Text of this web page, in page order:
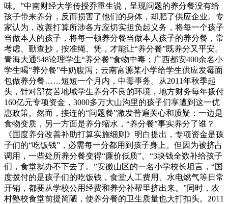
味。”中南财经大学传授乔重生说，呈现问题的养分餐没有给
孩子带来养分，反而损害了他们的身体，却肥了供应企业。专
家认为，改善打算所涉各方应切实担负起义务，将每一个孩子
当做本人的孩子，将每一顿养分餐当做本人孩子的养分餐，常
考虑、勤查抄，按准绳、凭，才能让“养分餐”既养分又平安。
青海大通548论理学生“养分餐”食物中毒；广西都安400余名小
学生喝“养分餐”牛奶腹泻；云南富源某小学给学生供应发霉面
包做养分餐……短短一个月内，中毒事务。从2011年秋季起
头，针对部贫苦地域学生养分不良的环境，地方财务每年拨付
160亿元专项资金，3000多万大山沟里的孩子们享遭到这一优
惠政策。然而，接连的“问题餐”激发普遍关心和质疑：一边是
食物变质，另一方面是养分缩水，“养分餐”事实养分了谁？
《国度养分改善补助打算实施细则》明白提出，专项资金是孩
子们的“吃饭钱”，必需每一分都用到孩子身上。但因为被挤占
调用，一些处所养分餐变得“廉价低质”。“3块钱全数补给孩子
们，食堂就办不下去了。”安徽山区的一名小学校长坦言，“国
度拨付的是孩子们的吃饭钱，食堂人工费用、水电燃气等日常
开销，都要从学校公用经费和养分补帮里挤出来。”同时，农
村塾校食堂前提简陋，使养分餐的卫生质量也大打扣头。2011